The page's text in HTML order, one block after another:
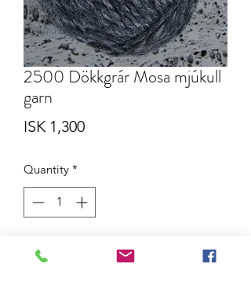
2500 Dökkgrár Mosa mjúkull
garn
ISK 1,300Price
Quantity *
Add to Cart